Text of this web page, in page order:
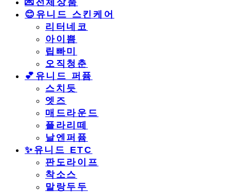
😊유니드 스킨케어
리터네코
아이쁨
립빠미
오직청춘
💕유니드 퍼퓸
스치듯
엣즈
매드라운드
플라리떼
날엔퍼퓸
​✨유니드 ETC
판도라이프
착소스
말랑두두